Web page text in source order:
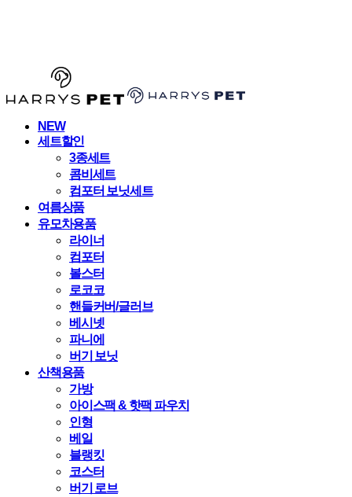
NEW
세트할인
3종세트
콤비세트
컴포터 보닛세트
여름상품
유모차용품
라이너
컴포터
볼스터
로코코
핸들커버/글러브
베시넷
파니에
버기 보닛
산책용품
가방
아이스팩 & 핫팩 파우치
인형
베일
블랭킷
코스터
버기 로브